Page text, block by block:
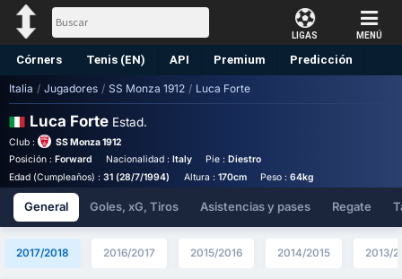
LIGAS MENÚ
Córners Tenis (EN) API Premium Predicción
Italia / Jugadores / SS Monza 1912 / Luca Forte
Luca Forte Estad.
Club :
SS Monza 1912
Posición : Forward Nacionalidad : Italy Pie :Diestro
Edad (Cumpleaños) : 31 (28/7/1994) Altura : 170cm Peso :64kg
General Goles, xG, Tiros Asistencias y pases Regate
2017/2018 2016/2017 2015/2016 2014/2015 2013/